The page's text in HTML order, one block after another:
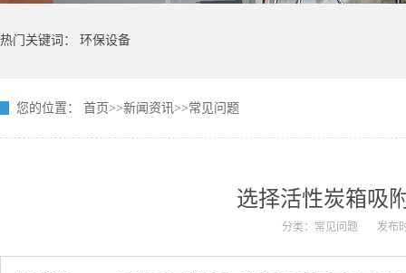
热门关键词： 环保设备
您的位置： 首页>>新闻资讯>>常见问题
选择活性炭箱吸
分类：常见问题 发布